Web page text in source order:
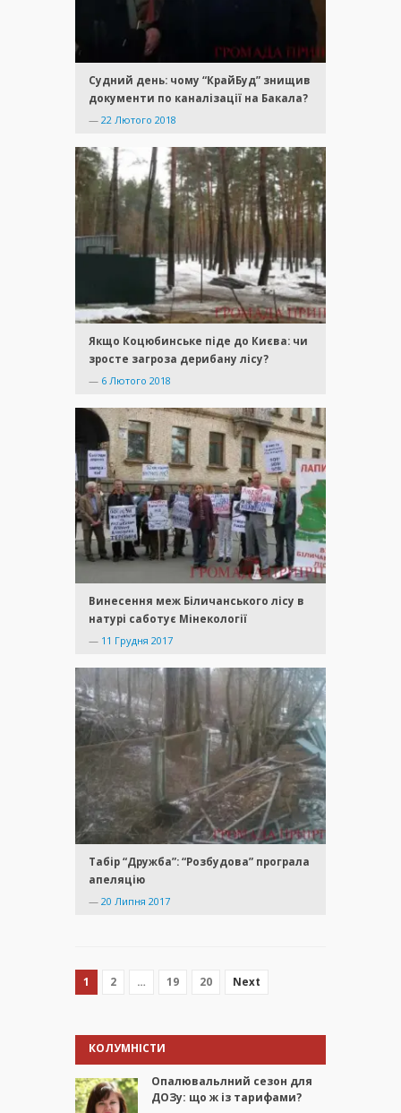
Судний день: чому “КрайБуд” знищив
документи по каналізації на Бакала?
— 22 Лютого 2018
Якщо Коцюбинське піде до Києва: чи
зросте загроза дерибану лісу?
— 6 Лютого 2018
Винесення меж Біличанського лісу в
натурі саботує Мінекології
— 11 Грудня 2017
Табір “Дружба”: “Розбудова” програла
апеляцію
— 20 Липня 2017
1 2 … 19 20 Next
КОЛУМНІСТИ
Опалювальлний сезон для
ДОЗу: що ж із тарифами?